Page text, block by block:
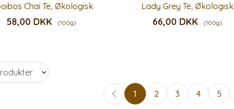
Chai Te, Økologisk
58,00 DKK (100g)
Lady Grey Te, Økologisk
66,00 DKK (100g)
1 2 3 4 5